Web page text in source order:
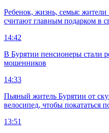
Ребенок, жизнь, семья: жители
считают главным подарком в
14:42
В Бурятии пенсионеры стали
мошенников
14:33
Пьяный житель Бурятии от
велосипед, чтобы покататься
13:51